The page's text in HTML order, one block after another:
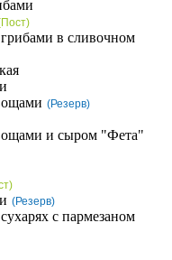
в сливочном
(Резерв)
и сыром "Фета"
(Резерв)
с пармезаном